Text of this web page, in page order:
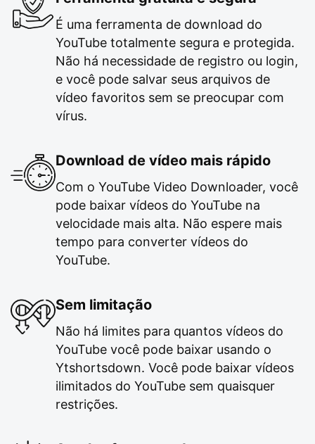
É uma ferramenta de download do
YouTube totalmente segura e protegida.
Não há necessidade de registro ou login,
e você pode salvar seus arquivos de
vídeo favoritos sem se preocupar com
vírus.
Download de vídeo mais rápido
Com o YouTube Video Downloader, você
pode baixar vídeos do YouTube na
velocidade mais alta. Não espere mais
tempo para converter vídeos do
YouTube.
Sem limitação
Não há limites para quantos vídeos do
YouTube você pode baixar usando o
Ytshortsdown. Você pode baixar vídeos
ilimitados do YouTube sem quaisquer
restrições.